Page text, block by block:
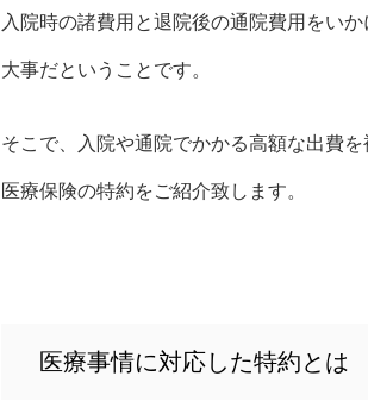
入院時の諸費用と退院後の通院費用をい
大事だということです。
そこで、入院や通院でかかる高額な出費を
医療保険の特約をご紹介致します。
医療事情に対応した特約とは